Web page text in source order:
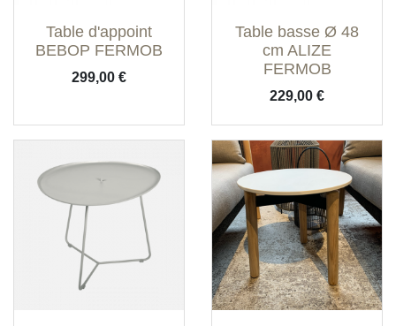
Table d'appoint
BEBOP FERMOB
Prix
299,00 €
Table basse Ø 48
cm ALIZE
FERMOB
Prix
229,00 €